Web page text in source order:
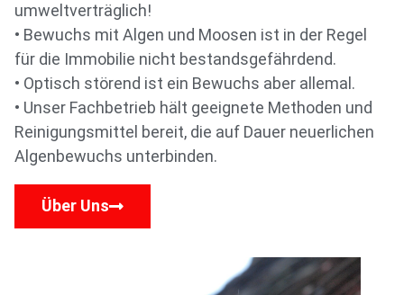
umweltverträglich!
• Bewuchs mit Algen und Moosen ist in der Regel
für die Immobilie nicht bestandsgefährdend.
• Optisch störend ist ein Bewuchs aber allemal.
• Unser Fachbetrieb hält geeignete Methoden und
Reinigungsmittel bereit, die auf Dauer neuerlichen
Algenbewuchs unterbinden.
Über Uns